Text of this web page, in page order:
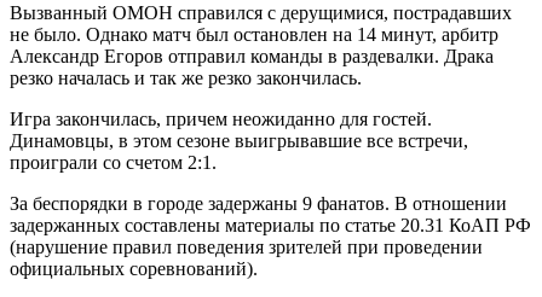
Вызванный ОМОН справился с дерущимися, пострадавших
не было. Однако матч был остановлен на 14 минут, арбитр
Александр Егоров отправил команды в раздевалки. Драка
резко началась и так же резко закончилась.
Игра закончилась, причем неожиданно для гостей.
Динамовцы, в этом сезоне выигрывавшие все встречи,
проиграли со счетом 2:1.
За беспорядки в городе задержаны 9 фанатов. В отношении
задержанных составлены материалы по статье 20.31 КоАП РФ
(нарушение правил поведения зрителей при проведении
официальных соревнований).